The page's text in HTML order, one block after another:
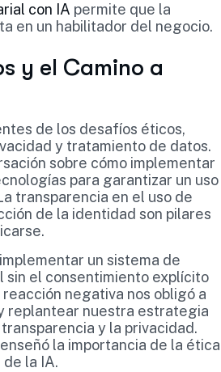
con IA permite que la
en un habilitador del negocio.
y el Camino a
de los desafíos éticos,
y tratamiento de datos.
sobre cómo implementar
para garantizar un uso
transparencia en el uso de
de la identidad son pilares
un sistema de
sin el consentimiento explícito
negativa nos obligó a
replantear nuestra estrategia
y la privacidad.
la importancia de la ética
la IA.